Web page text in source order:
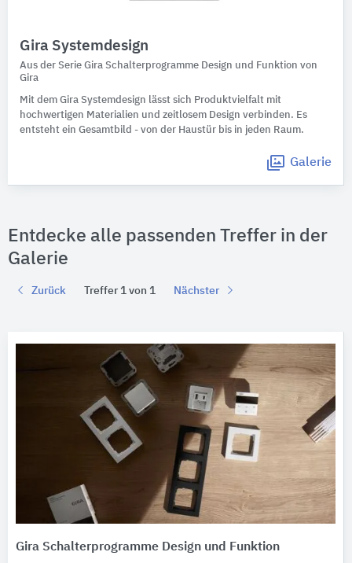
Gira Systemdesign
Aus der Serie Gira Schalterprogramme Design und Funktion von
Gira
Mit dem Gira Systemdesign lässt sich Produktvielfalt mit
hochwertigen Materialien und zeitlosem Design verbinden. Es
entsteht ein Gesamtbild - von der Haustür bis in jeden Raum.
Galerie
Entdecke alle passenden Treffer in der
Galerie
Zurück Treffer 1 von 1 Nächster
Gira Schalterprogramme Design und Funktion